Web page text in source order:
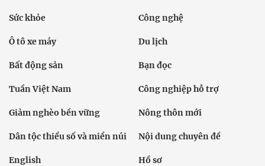
Sức khỏe Công nghệ
Ô tô xe máy Du lịch
Bất động sản Bạn đọc
Tuần Việt Nam Công nghiệp hỗ trợ
Giảm nghèo bền vững Nông thôn mới
Dân tộc thiểu số và miền núi Nội dung chuyên đề
English Hồ sơ